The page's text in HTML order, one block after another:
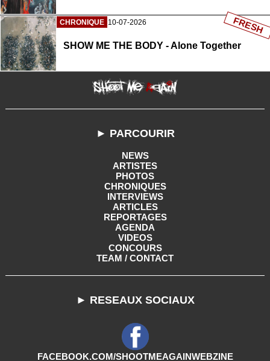
CHRONIQUE 10-07-2026
SHOW ME THE BODY - Alone Together
FRESH
► PARCOURIR
NEWS
ARTISTES
PHOTOS
CHRONIQUES
INTERVIEWS
ARTICLES
REPORTAGES
AGENDA
VIDEOS
CONCOURS
TEAM / CONTACT
► RESEAUX SOCIAUX
FACEBOOK.COM/SHOOTMEAGAINWEBZINE